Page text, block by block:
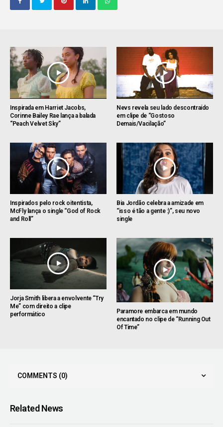
Inspirada em Harriet Jacobs,
Corinne Bailey Rae lança a balada
“Peach Velvet Sky”
Nevs revela seu lado descontraído
em clipe de “Gostoso
Demais/Vacilação”
Inspirados pelo rock oitentista,
McFly lança o single “God of Rock
and Roll”
Bia Jordão celebra a amizade em
“isso é tão a gente :)”, seu novo
single
Jorja Smith libera a envolvente “Try
Me” com direito a clipe
performático
Paramore embarca em mundo
encantado no clipe de “Running Out
Of Time”
COMMENTS (0)
Related News